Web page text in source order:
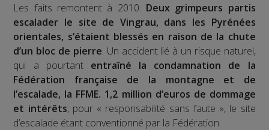
Les faits remontent à 2010. Deux grimpeurs partis
escalader le site de Vingrau, dans les Pyrénées
orientales, s’étaient blessés en raison de la chute
d’un bloc de pierre. Un accident lié à un risque naturel,
qui a pourtant entraîné la condamnation de la
Fédération française de la montagne et de
l’escalade, la FFME. 1,2 million d’euros de dommage
et intérêts, pour « responsabilité sans faute », le site
d’escalade étant conventionné par la Fédération.